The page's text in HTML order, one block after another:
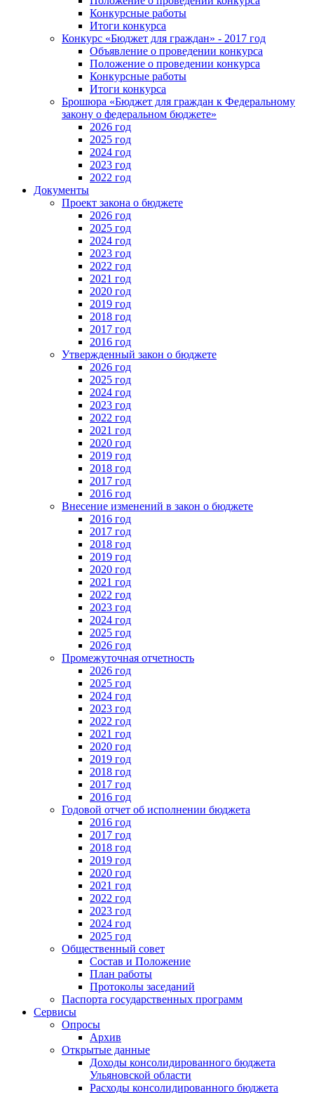
Конкурсные работы
Итоги конкурса
Конкурс «Бюджет для граждан» - 2017 год
Объявление о проведении конкурса
Положение о проведении конкурса
Конкурсные работы
Итоги конкурса
Брошюра «Бюджет для граждан к Федеральному
закону о федеральном бюджете»
2026 год
2025 год
2024 год
2023 год
2022 год
Документы
Проект закона о бюджете
2026 год
2025 год
2024 год
2023 год
2022 год
2021 год
2020 год
2019 год
2018 год
2017 год
2016 год
Утвержденный закон о бюджете
2026 год
2025 год
2024 год
2023 год
2022 год
2021 год
2020 год
2019 год
2018 год
2017 год
2016 год
Внесение изменений в закон о бюджете
2016 год
2017 год
2018 год
2019 год
2020 год
2021 год
2022 год
2023 год
2024 год
2025 год
2026 год
Промежуточная отчетность
2026 год
2025 год
2024 год
2023 год
2022 год
2021 год
2020 год
2019 год
2018 год
2017 год
2016 год
Годовой отчет об исполнении бюджета
2016 год
2017 год
2018 год
2019 год
2020 год
2021 год
2022 год
2023 год
2024 год
2025 год
Общественный совет
Состав и Положение
План работы
Протоколы заседаний
Паспорта государственных программ
Сервисы
Опросы
Архив
Открытые данные
Доходы консолидированного бюджета
Ульяновской области
Расходы консолидированного бюджета